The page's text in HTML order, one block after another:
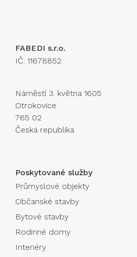
Poskytované služby
Průmyslové objekty
Občanské stavby
Bytové stavby
Rodinné domy
Interiéry
FABEDI s.r.o.
IČ: 11678852
Náměstí 3. května 1605
Otrokovice
765 02
Česká republika